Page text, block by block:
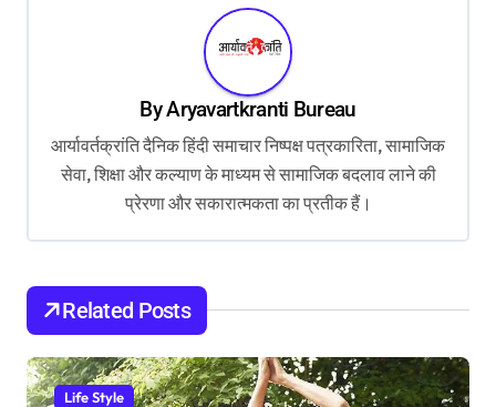
t
i
o
n
ByAryavartkranti Bureau
आर्यावर्तक्रांति दैनिक हिंदी समाचार निष्पक्ष पत्रकारिता, सामाजिक
सेवा, शिक्षा और कल्याण के माध्यम से सामाजिक बदलाव लाने की
प्रेरणा और सकारात्मकता का प्रतीक हैं।
Related Posts
Life Style